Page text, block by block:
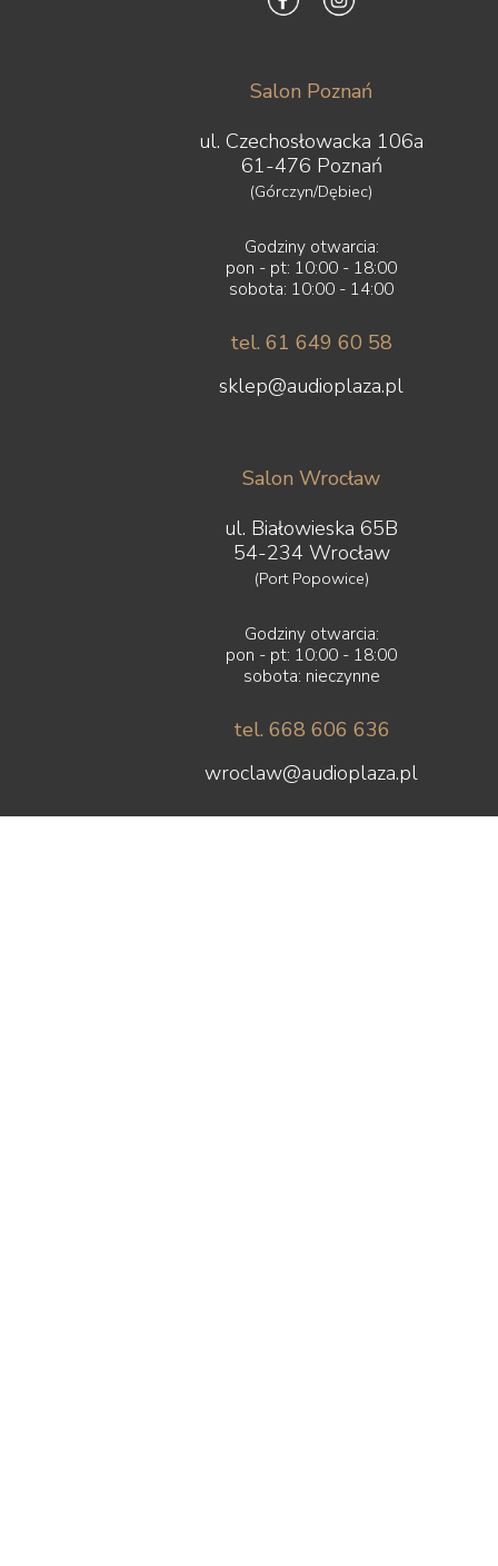
Salon Poznań
ul. Czechosłowacka 106a
61-476 Poznań
(Górczyn/Dębiec)
Godziny otwarcia:
pon - pt: 10:00 - 18:00
sobota: 10:00 - 14:00
tel. 61 649 60 58
sklep@audioplaza.pl
Salon Wrocław
ul. Białowieska 65B
54-234 Wrocław
(Port Popowice)
Godziny otwarcia:
pon - pt: 10:00 - 18:00
sobota: nieczynne
tel. 668 606 636
wroclaw@audioplaza.pl